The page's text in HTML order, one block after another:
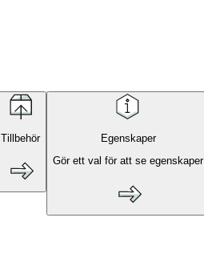
Tillbehör
Egenskaper
Gör ett val för att se egenskaper